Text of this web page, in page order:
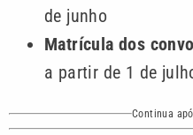
de junho
Matrícula dos
a partir de 1 de
Continua